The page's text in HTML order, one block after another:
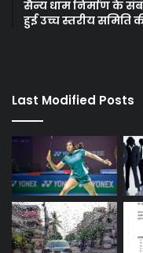
सैन्य धाम निर्माण के
हुई उच्च स्तरीय समिति
Last Modified Posts